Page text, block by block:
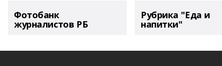
Фотобанк
журналистов РБ
Рубрика "Еда и
напитки"